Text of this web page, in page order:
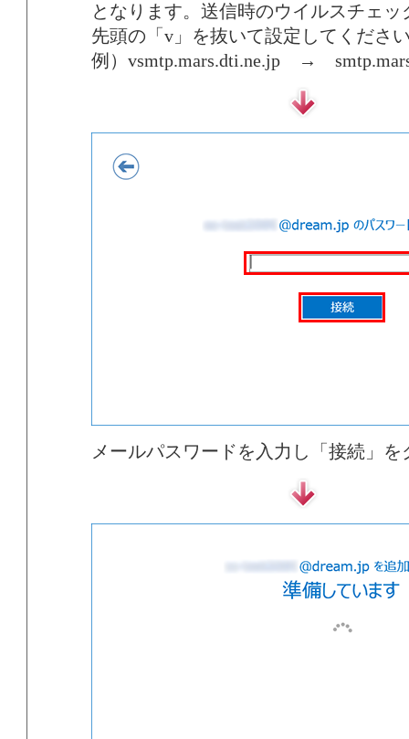
となります。送信時のウイルスチェ
先頭の「v」を抜いて設定してくださ
例）vsmtp.mars.dti.ne.jp →
メールパスワードを入力し「接続」